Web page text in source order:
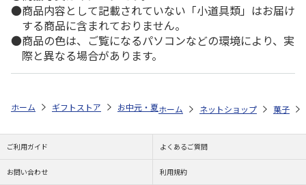
商品内容として記載されていない「小道具類」はお届け
する商品に含まれておりません。
商品の色は、ご覧になるパソコンなどの環境により、実
際と異なる場合があります。
ホーム ギフトストア お中元・夏ギフト特集 2026 ゆうゆうギフト
ホーム ネットショップ 菓子
ご利用ガイド よくあるご質問
お問い合わせ 利用規約